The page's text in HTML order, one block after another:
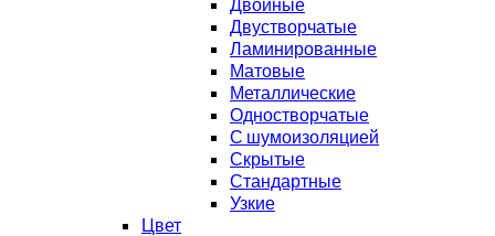
Двустворчатые
Ламинированные
Матовые
Металлические
Одностворчатые
С шумоизоляцией
Скрытые
Стандартные
Узкие
Цвет